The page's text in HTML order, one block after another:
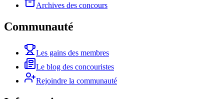
Archives des concours
Communauté
Les gains des membres
Le blog des concouristes
Rejoindre la communauté